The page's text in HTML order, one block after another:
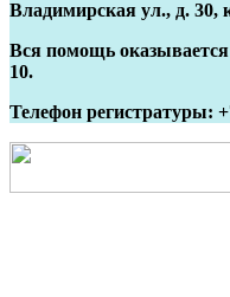
Владимирская ул., д. 30,
Вся помощь оказывается
10.
Телефон регистратуры: